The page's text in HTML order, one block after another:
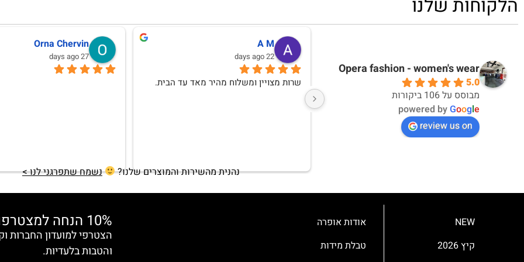
Opera fashion - women's wear
5.0
מבוסס על 106 ביקורות
powered byGoogle
review us on
אחלה חוויית קנייה ואחלה מוצרים
אילנה וגמן
10 months ago
Anat Weksler
10 months ago
נהנית מהשירות והמוצרים שלנו? נשמח שתפרגני לנו >
NEW
קיץ 2026
אודות אופרה
טבלת מידות
10% הנחה למצטרפות חדשות
והטבות בלעדיות.